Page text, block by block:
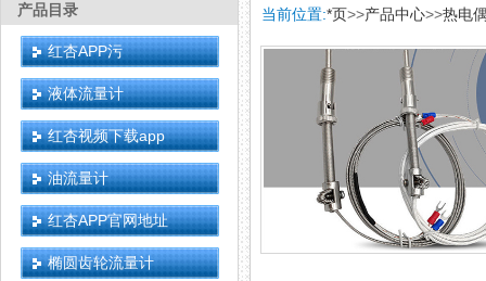
产品目录
红杏APP污
液体流量计
红杏视频下载app
油流量计
红杏APP官网地址
椭圆齿轮流量计
当前位置:*页>>产品中心>>热电